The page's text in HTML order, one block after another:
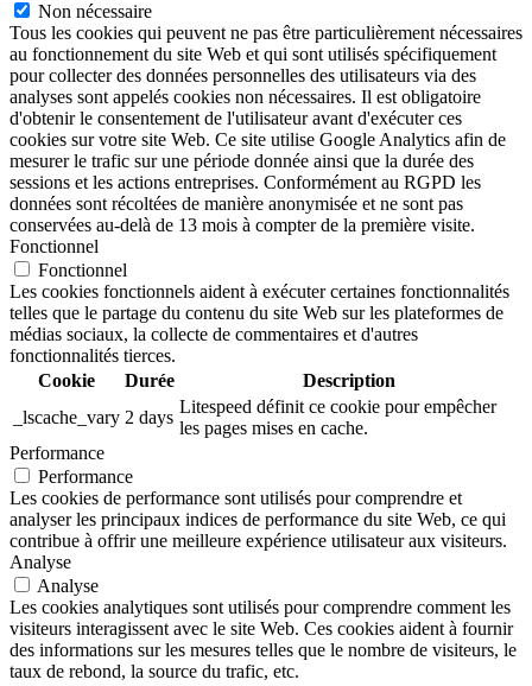
Non nécessaire
Tous les cookies qui peuvent ne pas être particulièrement nécessaires
au fonctionnement du site Web et qui sont utilisés spécifiquement
pour collecter des données personnelles des utilisateurs via des
analyses sont appelés cookies non nécessaires. Il est obligatoire
d'obtenir le consentement de l'utilisateur avant d'exécuter ces
cookies sur votre site Web. Ce site utilise Google Analytics afin de
mesurer le trafic sur une période donnée ainsi que la durée des
sessions et les actions entreprises. Conformément au RGPD les
données sont récoltées de manière anonymisée et ne sont pas
conservées au-delà de 13 mois à compter de la première visite.
Fonctionnel
Fonctionnel
Les cookies fonctionnels aident à exécuter certaines fonctionnalités
telles que le partage du contenu du site Web sur les plateformes de
médias sociaux, la collecte de commentaires et d'autres
fonctionnalités tierces.
Cookie
Durée
Description
_lscache_vary 2 days
Litespeed définit ce cookie pour empêcher
les pages mises en cache.
Performance
Performance
Les cookies de performance sont utilisés pour comprendre et
analyser les principaux indices de performance du site Web, ce qui
contribue à offrir une meilleure expérience utilisateur aux visiteurs.
Analyse
Analyse
Les cookies analytiques sont utilisés pour comprendre comment les
visiteurs interagissent avec le site Web. Ces cookies aident à fournir
des informations sur les mesures telles que le nombre de visiteurs, le
taux de rebond, la source du trafic, etc.